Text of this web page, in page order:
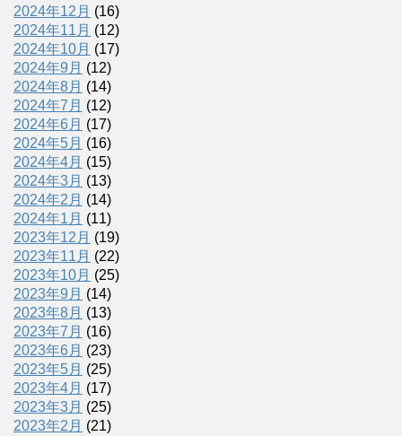
2024年12月 (16)
2024年11月 (12)
2024年10月 (17)
2024年9月 (12)
2024年8月 (14)
2024年7月 (12)
2024年6月 (17)
2024年5月 (16)
2024年4月 (15)
2024年3月 (13)
2024年2月 (14)
2024年1月 (11)
2023年12月 (19)
2023年11月 (22)
2023年10月 (25)
2023年9月 (14)
2023年8月 (13)
2023年7月 (16)
2023年6月 (23)
2023年5月 (25)
2023年4月 (17)
2023年3月 (25)
2023年2月 (21)